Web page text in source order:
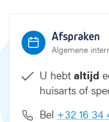
Afspraken
Algemene
U hebt altijd
huisarts of
Bel +32 16 34